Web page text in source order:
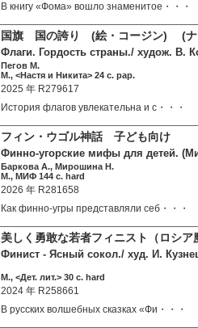
В книгу «Фома» вошло знаменитое・・・
国旗 国の誇り (絵・コージン) (ナ
Флаги. Гордость страны./ худож. В.
Пегов М.
М., <Настя и Никита> 24 c. pap.
2025 年 R279617
История флагов увлекательна и с・・・
フィン・ウゴル神話 子ども向け
Финно-угорские мифы для детей.
Баркова А., Мирошина Н.
М., МИФ 144 c. hard
2026 年 R281658
Как финно-угры представляли себ・・・
美しく勇敢な若者フィニスト（ロシ
Финист - Ясный сокол./ худ. И.
М., <Дет. лит.> 30 c. hard
2024 年 R258661
В русских волшебных сказках «Фи・・・